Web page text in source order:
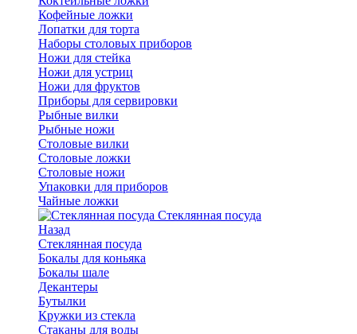
Кофейные ложки
Лопатки для торта
Наборы столовых приборов
Ножи для стейка
Ножи для устриц
Ножи для фруктов
Приборы для сервировки
Рыбные вилки
Рыбные ножи
Столовые вилки
Столовые ложки
Столовые ножи
Упаковки для приборов
Чайные ложки
Стеклянная посуда
Назад
Стеклянная посуда
Бокалы для коньяка
Бокалы шале
Декантеры
Бутылки
Кружки из стекла
Стаканы для воды